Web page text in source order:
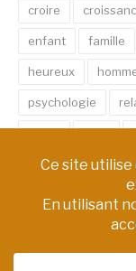
croire
enfant famille
heureux
psychologie
santé sexe
vie âme